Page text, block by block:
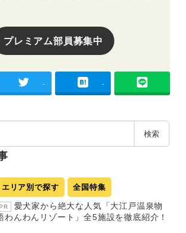
プレミアム部員募集中
- -
検索
エリア別で探す 全国特集
愛犬家から絶大な人気「大江戸温泉物
わんわんリゾート」全5施設を徹底紹介！